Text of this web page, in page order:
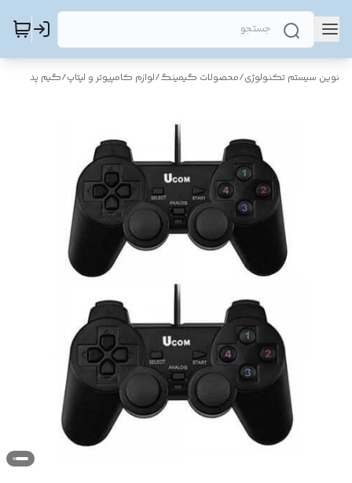
نوین سیستم تکنولوژی/محصولات گیمینگ/لوازم کامپیوتر و لپتاپ/گیم پد